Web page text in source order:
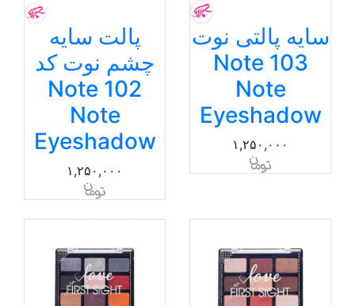
سایه پالتی نوت
103 Note
Note
Eyeshadow
۱,۲۵۰,۰۰۰
پالت سایه
چشم نوت کد
102 Note
Note
Eyeshadow
۱,۲۵۰,۰۰۰